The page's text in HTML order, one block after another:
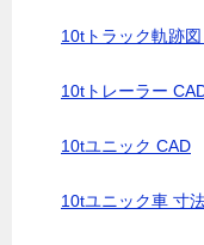
10tトラック軌跡
10tトレーラー
10tユニック CAD
10tユニック車 寸